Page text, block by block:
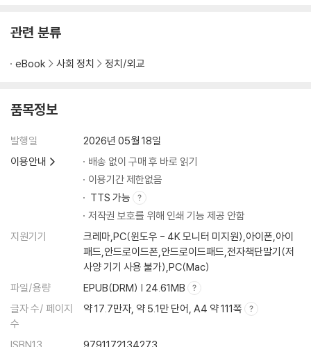
관련 분류
eBook 사회 정치 정치/외교
품목정보
발행일
2026년 05월 18일
이용안내
배송 없이 구매 후 바로 읽기
이용기간 제한없음
TTS 가능
저작권 보호를 위해 인쇄 기능 제공 안함
지원기기
크레마,PC(윈도우 - 4K 모니터 미지원),아이폰,아이
패드,안드로이드폰,안드로이드패드,전자책단말기(저
사양 기기 사용 불가),PC(Mac)
파일/용량
EPUB(DRM) | 24.61MB
글자 수/ 페이지
수
약 17.7만자, 약 5.1만 단어, A4 약 111쪽